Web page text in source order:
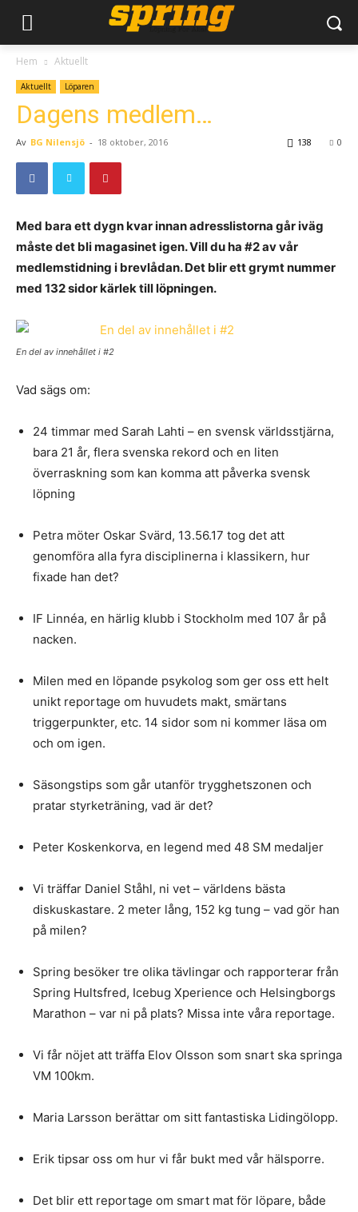
Hem Aktuellt
Aktuellt Löparen
Dagens medlem…
Av BG Nilensjö - 18 oktober, 2016 0
138
Med bara ett dygn kvar innan adresslistorna går iväg
måste det bli magasinet igen. Vill du ha #2 av vår
medlemstidning i brevlådan. Det blir ett grymt nummer
med 132 sidor kärlek till löpningen.
En del av innehållet i #2
Vad sägs om:
24 timmar med Sarah Lahti – en svensk världsstjärna,
bara 21 år, flera svenska rekord och en liten
överraskning som kan komma att påverka svensk
löpning
Petra möter Oskar Svärd, 13.56.17 tog det att
genomföra alla fyra disciplinerna i klassikern, hur
fixade han det?
IF Linnéa, en härlig klubb i Stockholm med 107 år på
nacken.
Milen med en löpande psykolog som ger oss ett helt
unikt reportage om huvudets makt, smärtans
triggerpunkter, etc. 14 sidor som ni kommer läsa om
och om igen.
Säsongstips som går utanför trygghetszonen och
pratar styrketräning, vad är det?
Peter Koskenkorva, en legend med 48 SM medaljer
Vi träffar Daniel Ståhl, ni vet – världens bästa
diskuskastare. 2 meter lång, 152 kg tung – vad gör han
på milen?
Spring besöker tre olika tävlingar och rapporterar från
Spring Hultsfred, Icebug Xperience och Helsingborgs
Marathon – var ni på plats? Missa inte våra reportage.
Vi får nöjet att träffa Elov Olsson som snart ska springa
VM 100km.
Maria Larsson berättar om sitt fantastiska Lidingölopp.
Erik tipsar oss om hur vi får bukt med vår hälsporre.
Det blir ett reportage om smart mat för löpare, både